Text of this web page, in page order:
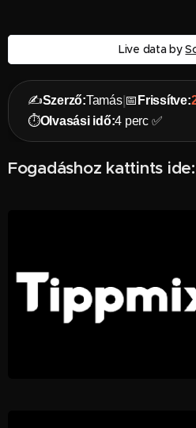
Live data by
✍️Szerző:Tamás| 📅 Frissítve:
⏱️Olvasási idő:4 perc ✅
Fogadáshoz kattints ide: